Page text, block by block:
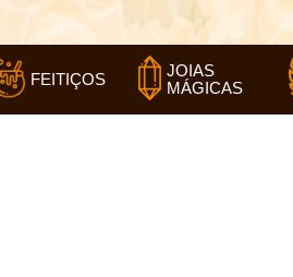
FEITIÇOS
JOIAS
MÁGICAS